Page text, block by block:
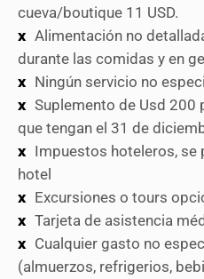
cueva/boutique 11 USD.
Alimentación no
durante las comidas y en
Ningún servicio no
Suplemento de Usd 200
que tengan el 31 de
Impuestos hoteleros, se
hotel
Excursiones o tours
Tarjeta de asistencia
Cualquier gasto no
(almuerzos, refrigerios,